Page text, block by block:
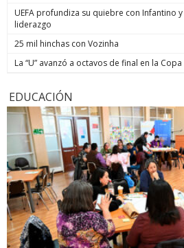
UEFA profundiza su quiebre con Infantino
liderazgo
25 mil hinchas con Vozinha
La “U” avanzó a octavos de final en la Copa
EDUCACIÓN